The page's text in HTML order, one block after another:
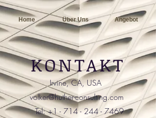
Home Über Uns Angebot
KONTAKT
Irvine, CA, USA
volker@huther-consulting.com
Tel:+1 - 714 - 244 - 7469